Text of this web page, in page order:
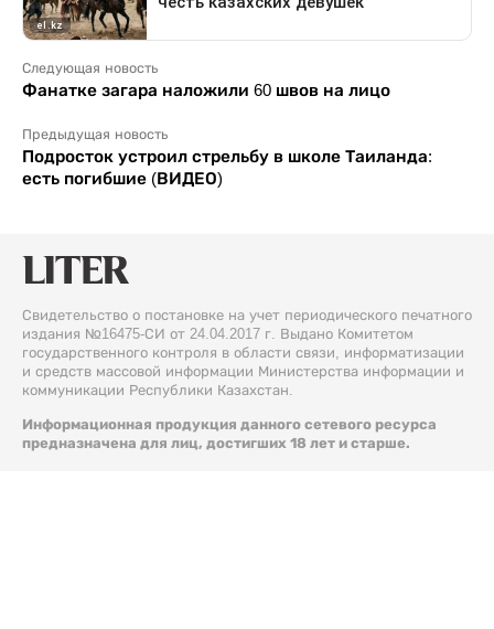
Следующая новость
Фанатке загара наложили 60 швов на лицо
Предыдущая новость
Подросток устроил стрельбу в школе Таиланда:
есть погибшие (ВИДЕО)
Свидетельство о постановке на учет периодического печатного
издания №16475-СИ от 24.04.2017 г. Выдано Комитетом
государственного контроля в области связи, информатизации
и средств массовой информации Министерства информации и
коммуникации Республики Казахстан.
Информационная продукция данного сетевого ресурса
предназначена для лиц, достигших 18 лет и старше.